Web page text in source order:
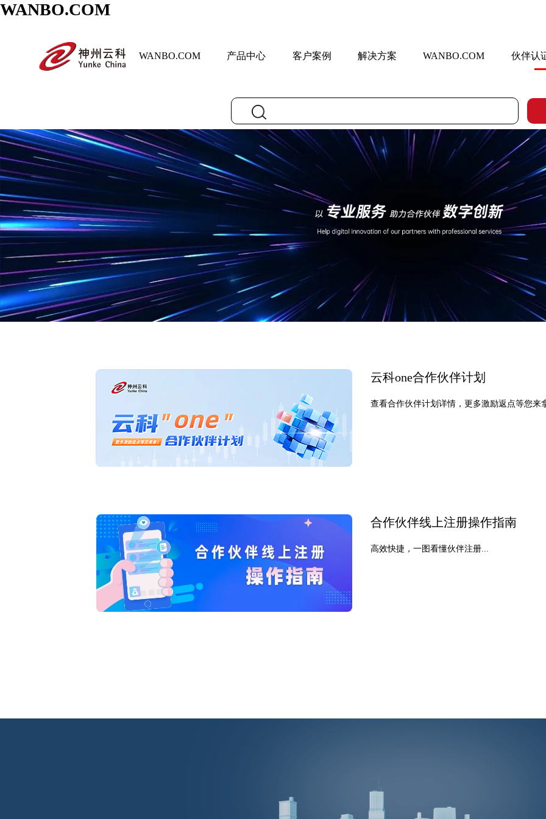
WANBO.COM
WANBO.COM 产品中心 客户案例 解决方案 WANBO.COM 伙伴认
云科one合作伙伴计划
查看合作伙伴计划详情，更多激励返点等您来
合作伙伴线上注册操作指南
高效快捷，一图看懂伙伴注册...